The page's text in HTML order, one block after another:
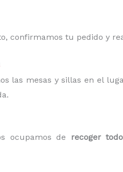
confirmamos tu pedido y
las mesas y sillas en el
ocupamos de recoger